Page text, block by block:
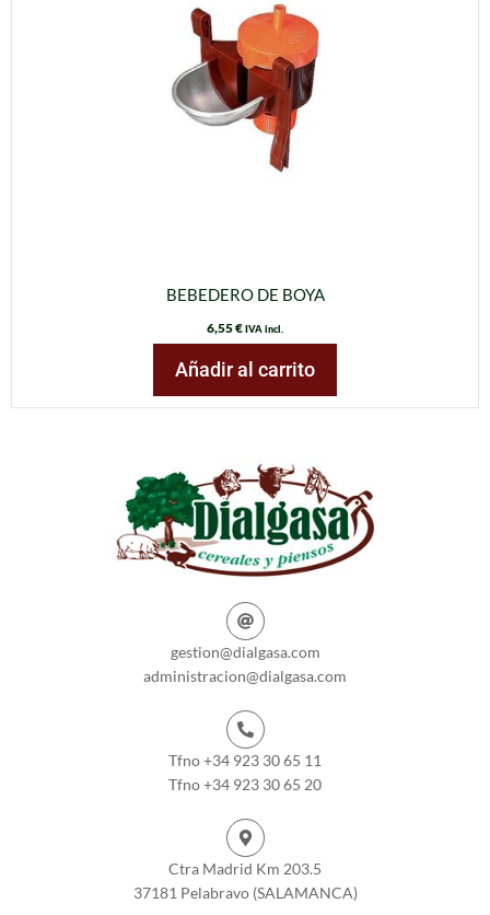
BEBEDERO DE BOYA
6,55€IVA incl.
Añadir al carrito
gestion@dialgasa.com
administracion@dialgasa.com
Tfno +34 923 30 65 11
Tfno +34 923 30 65 20
Ctra Madrid Km 203.5
37181 Pelabravo (SALAMANCA)